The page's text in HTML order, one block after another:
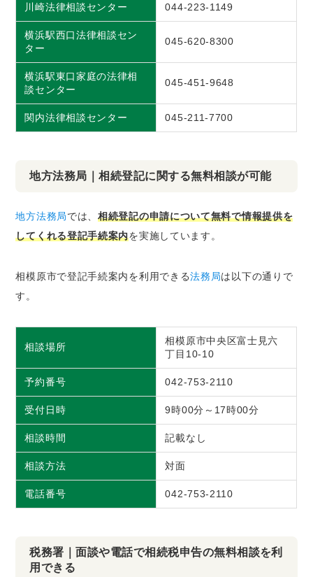
川崎法律相談センター 044-223-1149
横浜駅西口法律相談セン
ター
045-620-8300
横浜駅東口家庭の法律相
談センター
045-451-9648
関内法律相談センター 045-211-7700
地方法務局｜相続登記に関する無料相談が可能
地方法務局では、相続登記の申請について無料で情報提供を
してくれる登記手続案内を実施しています。
相模原市で登記手続案内を利用できる法務局は以下の通りで
す。
相談場所
相模原市中央区富士見六
丁目10-10
予約番号 042-753-2110
受付日時 9時00分～17時00分
相談時間 記載なし
相談方法 対面
電話番号 042-753-2110
税務署｜面談や電話で相続税申告の無料相談を利
用できる